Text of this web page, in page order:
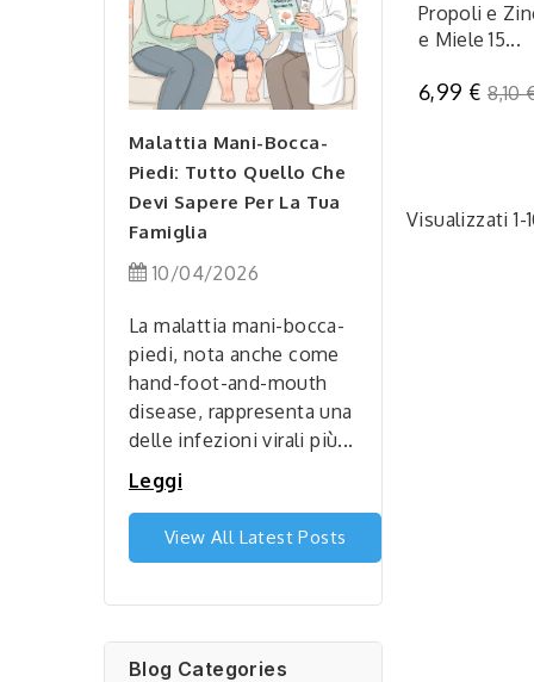
Malattia Mani-Bocca-
Piedi: Tutto Quello Che
Devi Sapere Per La Tua
Famiglia
10/04/2026
La malattia mani-bocca-
piedi, nota anche come
hand-foot-and-mouth
disease, rappresenta una
delle infezioni virali più...
Leggi
Alimentazione: Il
Superpotere
View All Latest Posts
Blog Categories
Propoli e
e Miele 15...
6,99 € 8,10
Visualizzati 1-